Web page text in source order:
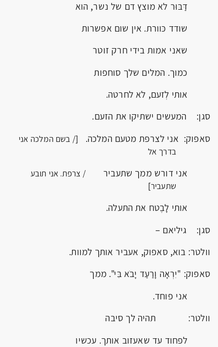
דַּבּוּר לא מוצץ דם של נשר, הוא
שודד כּוורת. אין שום אפשרות
שאני אמות בידי חרק זוטר
כמוך. המלים שלך סוחפות
אותי לְזעם, לא לחרטה.
סגן: המעשים ישתיקו את הזעם.
סאפוק: אני לצרפת מטעם המלכה.
[/ בשם המלכה אני
בדרך אל
אני דורש ממך שתעביר/ צרפת. אני תובע
שתעביר]
אותי לָבֶטח את התעלה.
סגן: גיליאם –
וולטר: בוא, סאפוק, אעביר אותך למוות.
סאפוק: "יִרְאָה וָרַעַד יָבֹא בִּי". ממך
אני פוחד.
וולטר: תהיה לך סיבה
לפחוד עד שאעזוב אותך. עכשיו